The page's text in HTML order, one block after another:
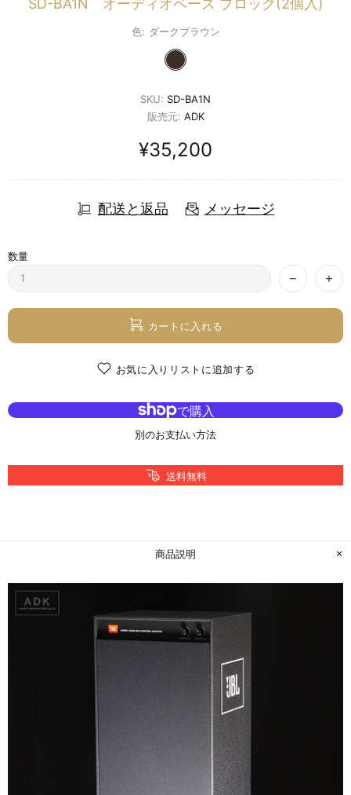
SD-BA1N オーディオベース ブロック(2個入)
色: ダークブラウン
SKU: SD-BA1N
販売元: ADK
¥35,200
配送と返品 メッセージ
数量
カートに入れる
お気に入りリストに追加する
別のお支払い方法
送料無料
商品説明